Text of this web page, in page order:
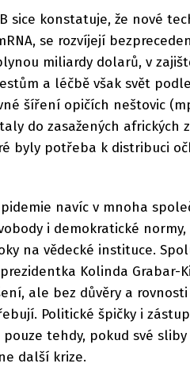
sice konstatuje, že nové
se rozvíjejí
miliardy dolarů, v
a léčbě však svět
šíření opičích neštovic
do zasažených afrických
byly potřeba k distribuci
navíc v mnoha
i demokratické
na vědecké instituce.
Kolinda Grabar-
ale bez důvěry a
Politické špičky i
pouze tehdy, pokud své
další krize.